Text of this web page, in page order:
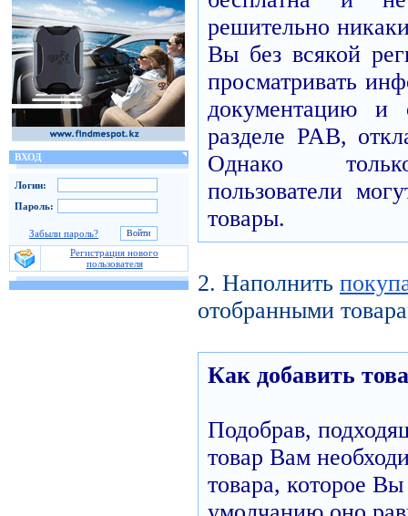
ВХОД
Логин:
Пароль:
Забыли пароль?
Регистрация нового
пользователя
решительно
Вы без всякой
просматривать
документацию и
разделе PAB,
Однако
пользователи
товары.
2. Наполнить
отобранными
Как добавить
Подобрав,
товар Вам
товара, которое Вы